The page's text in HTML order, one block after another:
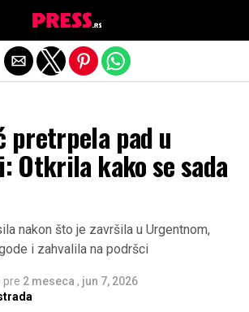
pretrpela pad u
Otkrila kako se sada
nakon što je završila u Urgentnom,
i zahvalila na podršci
pre 2 meseca , jun 7, 2026
Exit mobile version